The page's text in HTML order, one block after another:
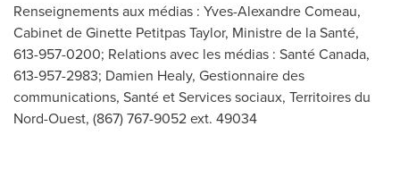
Renseignements aux médias : Yves-Alexandre Comeau,
Cabinet de Ginette Petitpas Taylor, Ministre de la Santé,
613-957-0200; Relations avec les médias : Santé Canada,
613-957-2983; Damien Healy, Gestionnaire des
communications, Santé et Services sociaux, Territoires du
Nord-Ouest, (867) 767-9052 ext. 49034